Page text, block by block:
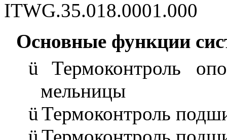
Основные функции
ü
Термоконтроль
мельницы
üТермоконтроль